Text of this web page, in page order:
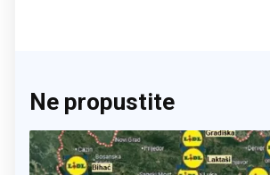
Ne propustite